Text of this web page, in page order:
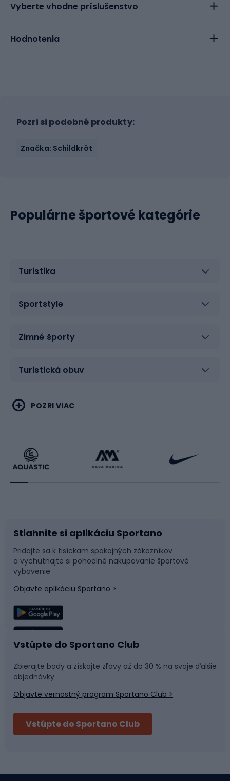
Vyberte vhodne príslušenstvo
Hodnotenia
Pozri si podobné produkty:
Značka: Schildkröt
Populárne športové kategórie
Turistika
Sportstyle
Zimné športy
Turistická obuv
Vodné športy
Beh
Príslušenstvo k bicyklom
Časti bicyklov
Rybolov
Športová medicína
Bushcraft
Bikepacking
Bojové umenia
Raketové športy
Sane a kĺzačky
Snowboard
Plávanie
Tímové športy
Fitness a posilňovňa
Cyklistické prilby
POZRI VIAC
Stiahnite si aplikáciu Sportano
Pridajte sa k tisíckam spokojných zákazníkov
a vychutnajte si pohodlné nakupovanie športové
vybavenie
Objavte aplikáciu Sportano >
Vstúpte do Sportano Club
Zbierajte body a získajte zľavy až do 30 % na svoje ďalšie
objednávky
Objavte vernostný program Sportano Club >
Vstúpte do Sportano Club